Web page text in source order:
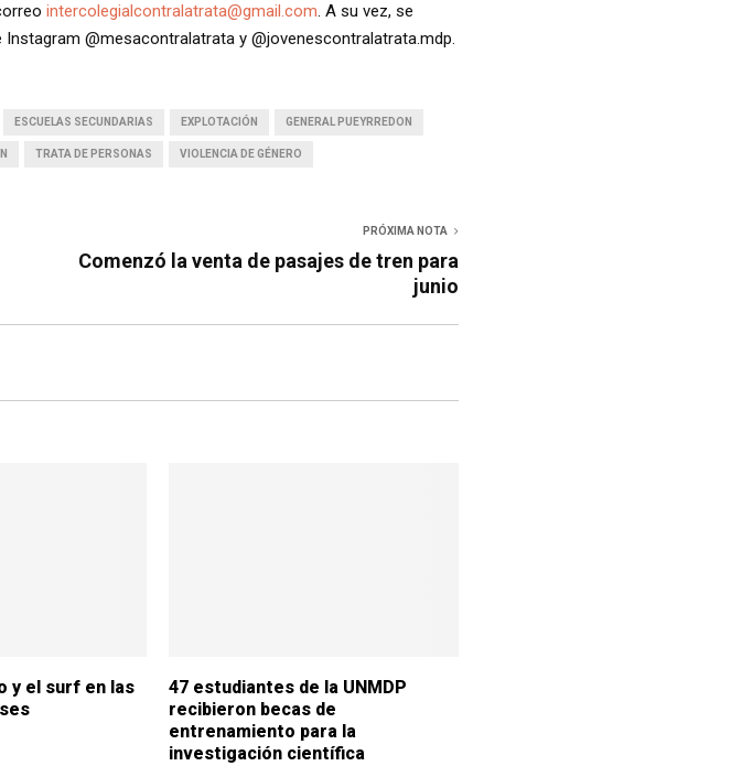
intercolegialcontralatrata@gmail.com. A su vez, se
@mesacontralatrata y @jovenescontralatrata.mdp.
ESCUELAS SECUNDARIAS EXPLOTACIÓN GENERAL PUEYRREDON
TRATA DE PERSONAS VIOLENCIA DE GÉNERO
PRÓXIMA NOTA
Comenzó la venta de pasajes de tren para
junio
y el surf en las
47 estudiantes de la UNMDP
recibieron becas de
entrenamiento para la
investigación científica